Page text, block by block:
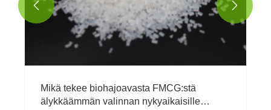
Mikä tekee biohajoavasta FMCG:stä
älykkäämmän valinnan nykyaikaisille
 